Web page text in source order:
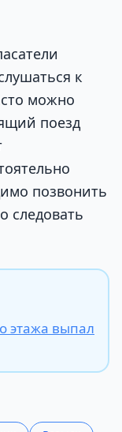
к
можно
поезд
позвонить
следовать
этажа выпал